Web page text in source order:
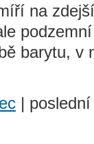
na
barytu, v
|